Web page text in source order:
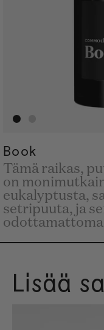
Book
Tämä raikas,
on
eukalyptusta,
setripuuta, ja
Lisää